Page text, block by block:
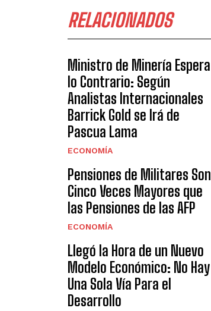
RELACIONADOS
Ministro de Minería Espera
lo Contrario: Según
Analistas Internacionales
Barrick Gold se Irá de
Pascua Lama
ECONOMÍA
Pensiones de Militares Son
Cinco Veces Mayores que
las Pensiones de las AFP
ECONOMÍA
Llegó la Hora de un Nuevo
Modelo Económico: No Hay
Una Sola Vía Para el
Desarrollo